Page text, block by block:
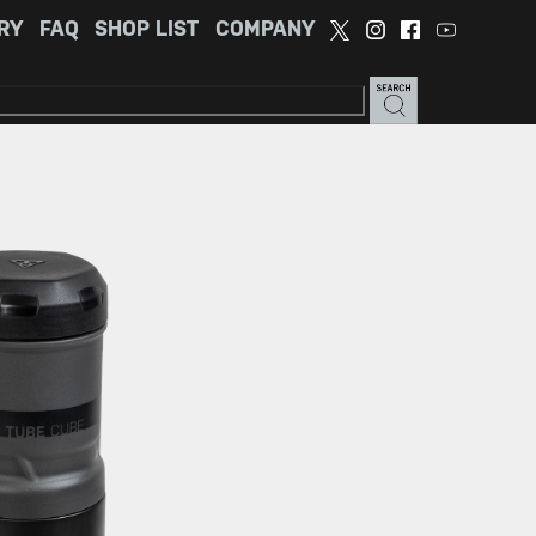
COMPANY
SHOP LIST
FAQ